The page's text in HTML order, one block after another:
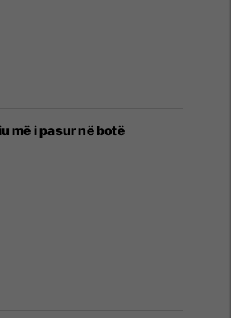
më i pasur në botë